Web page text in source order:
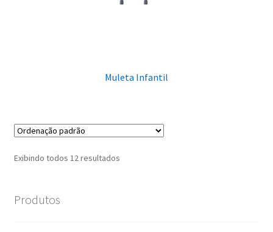
Muleta Infantil
Exibindo todos 12 resultados
Produtos